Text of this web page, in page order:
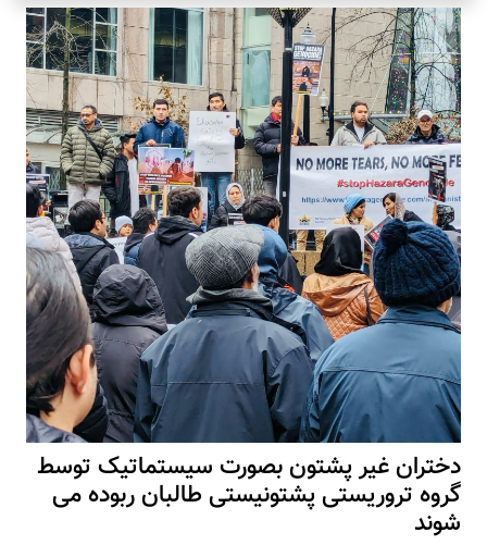
دختران غیر پشتون بصورت سیستماتیک توسط
گروه تروریستی پشتونیستی طالبان ربوده می
شوند